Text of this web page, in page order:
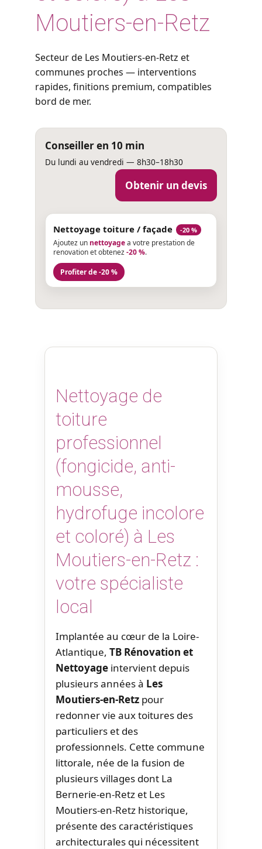
Moutiers-en-Retz
Secteur de Les Moutiers-en-Retz et
communes proches — interventions
rapides, finitions premium, compatibles
bord de mer.
Conseiller en 10 min
Du lundi au vendredi — 8h30–18h30
Obtenir un devis
Nettoyage toiture / façade -20 %
Ajoutez un nettoyagea votre prestation de
renovation et obtenez-20 %.
Profiter de -20 %
Nettoyage de
toiture
professionnel
(fongicide, anti-
mousse,
hydrofuge incolore
et coloré) à Les
Moutiers-en-Retz :
votre spécialiste
local
Implantée au cœur de la Loire-
Atlantique, TB Rénovation et
Nettoyage intervient depuis
plusieurs années à Les
Moutiers-en-Retz pour
redonner vie aux toitures des
particuliers et des
professionnels. Cette commune
littorale, née de la fusion de
plusieurs villages dont La
Bernerie-en-Retz et Les
Moutiers-en-Retz historique,
présente des caractéristiques
architecturales qui nécessitent